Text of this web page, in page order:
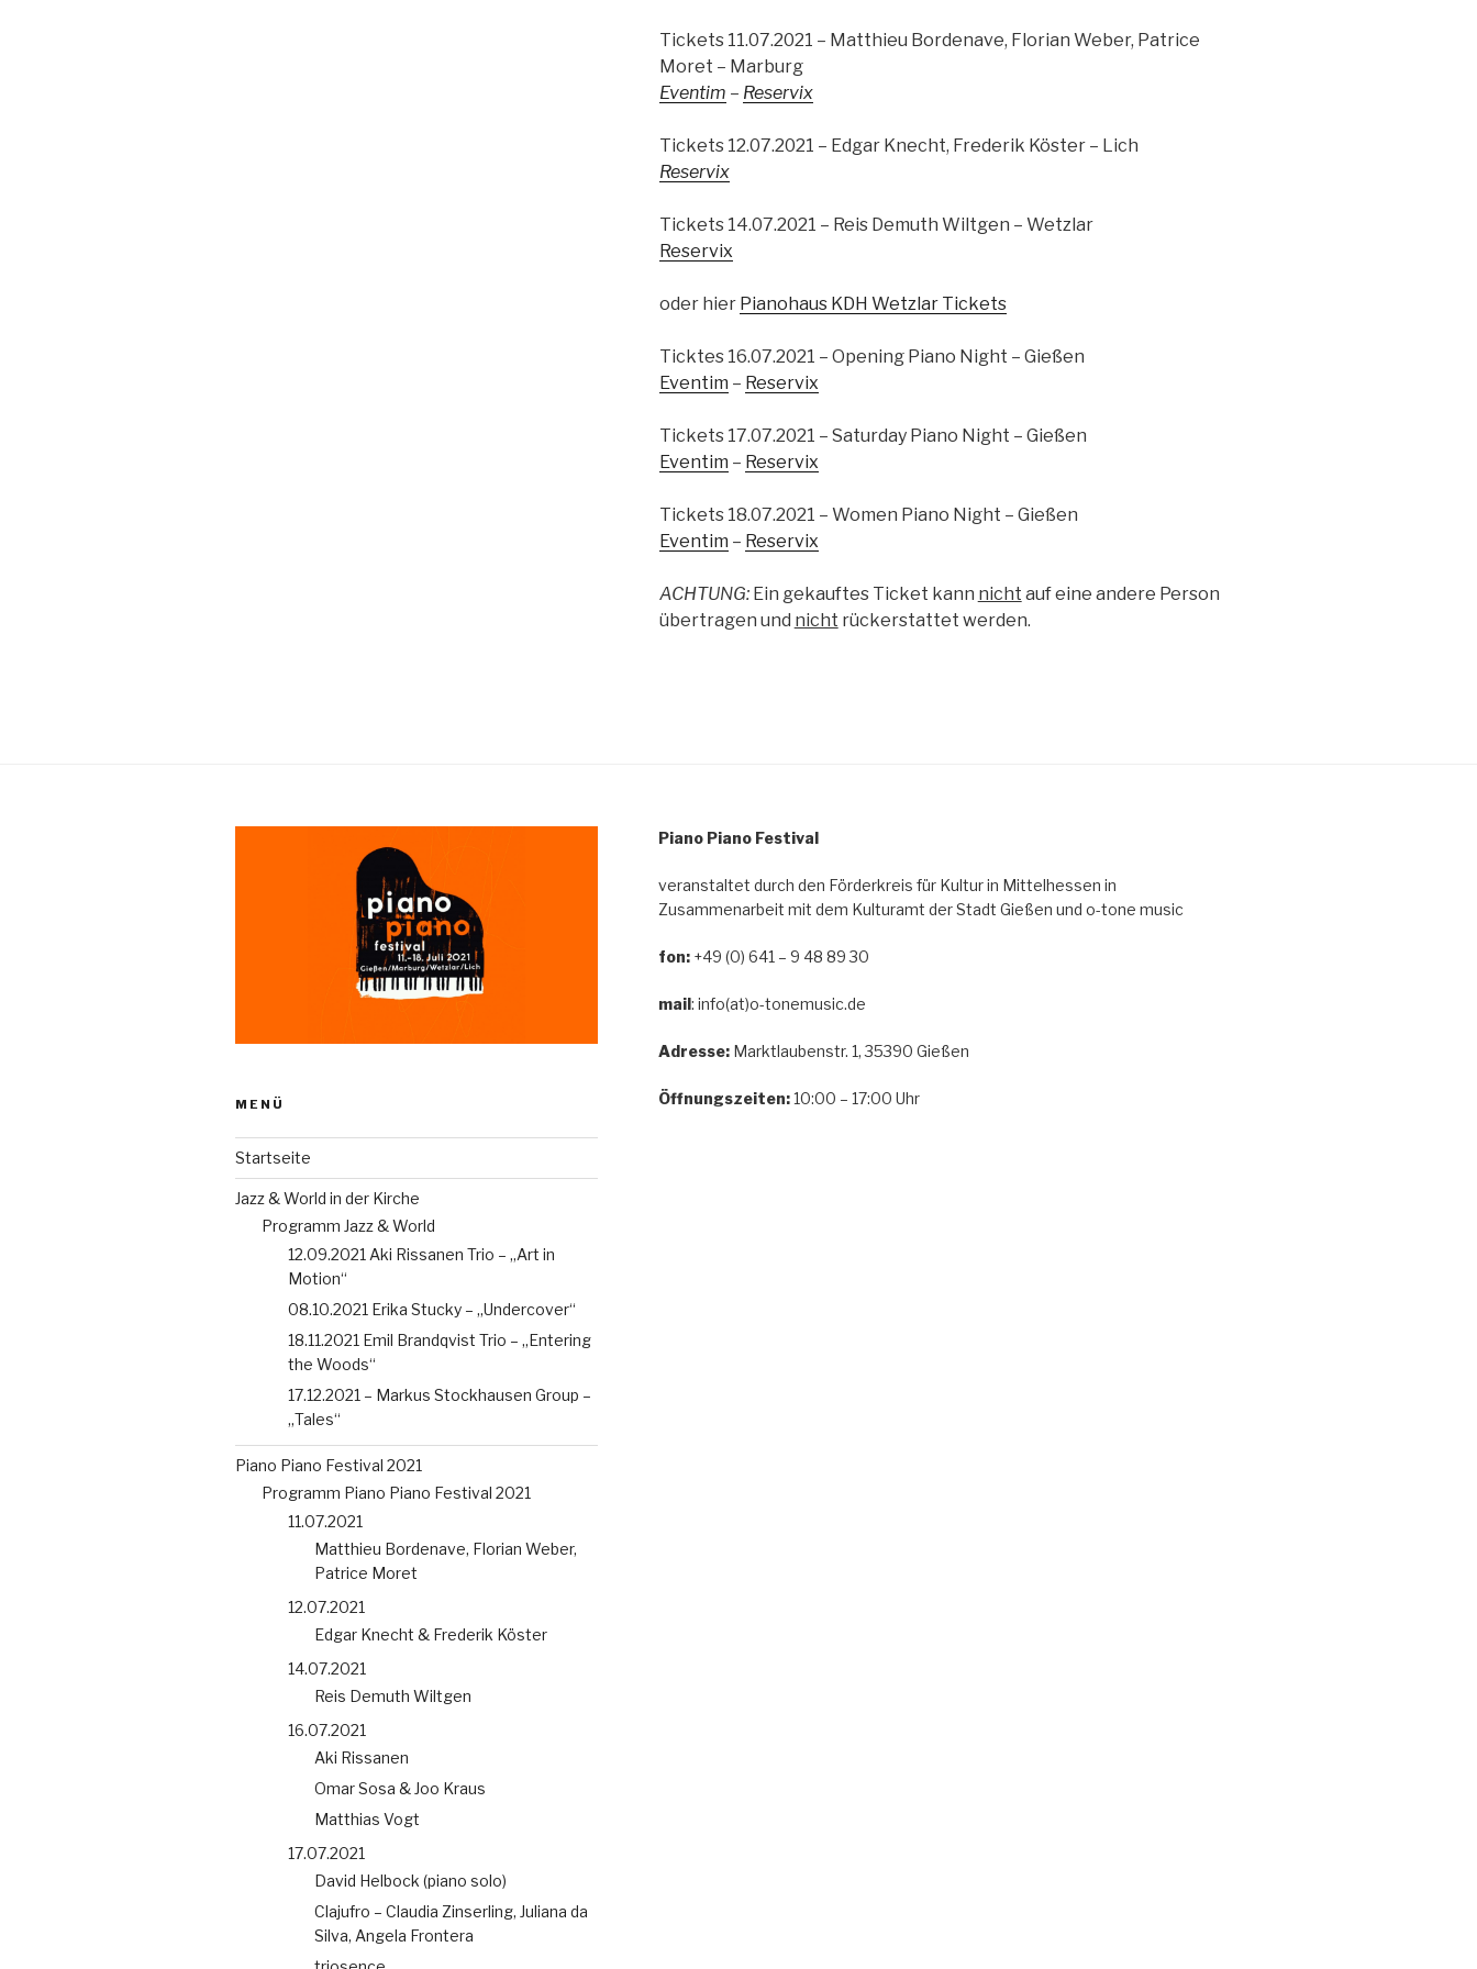
Tickets 11.07.2021 – Matthieu Bordenave, Florian Weber, Patrice
Moret – Marburg
Eventim – Reservix
Tickets 12.07.2021 – Edgar Knecht, Frederik Köster – Lich
Reservix
Tickets 14.07.2021 – Reis Demuth Wiltgen – Wetzlar
Reservix
oder hier Pianohaus KDH Wetzlar Tickets
Ticktes 16.07.2021 – Opening Piano Night – Gießen
Eventim – Reservix
Tickets 17.07.2021 – Saturday Piano Night – Gießen
Eventim – Reservix
Tickets 18.07.2021 – Women Piano Night – Gießen
Eventim – Reservix
ACHTUNG: Ein gekauftes Ticket kann nicht auf eine andere Person
übertragen und nicht rückerstattet werden.
MENÜ
Startseite
Jazz & World in der Kirche
Programm Jazz & World
12.09.2021 Aki Rissanen Trio – „Art in
Motion“
08.10.2021 Erika Stucky – „Undercover“
18.11.2021 Emil Brandqvist Trio – „Entering
the Woods“
17.12.2021 – Markus Stockhausen Group –
„Tales“
Piano Piano Festival 2021
Programm Piano Piano Festival 2021
11.07.2021
Matthieu Bordenave, Florian Weber,
Patrice Moret
12.07.2021
Edgar Knecht & Frederik Köster
14.07.2021
Reis Demuth Wiltgen
16.07.2021
Aki Rissanen
Omar Sosa & Joo Kraus
Matthias Vogt
17.07.2021
David Helbock (piano solo)
Clajufro – Claudia Zinserling, Juliana da
Silva, Angela Frontera
Piano Piano Festival
veranstaltet durch den Förderkreis für Kultur in Mittelhessen in
Zusammenarbeit mit dem Kulturamt der Stadt Gießen und o-tone music
fon:+49 (0) 641 – 9 48 89 30
mail: info(at)o-tonemusic.de
Adresse: Marktlaubenstr. 1, 35390 Gießen
Öffnungszeiten:10:00 – 17:00 Uhr